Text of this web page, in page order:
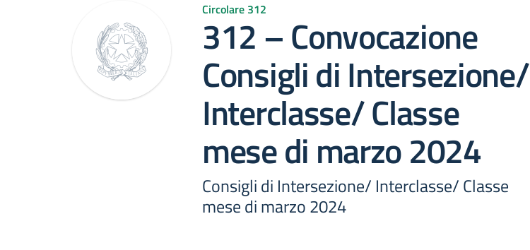
Circolare 312
312 – Convocazione
Consigli di Intersezione/
Interclasse/ Classe
mese di marzo 2024
Consigli di Intersezione/ Interclasse/ Classe
mese di marzo 2024